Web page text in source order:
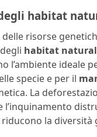
habitat
delle risorse
habitat
l’ambiente ideale
specie e per il
La
l’inquinamento
la diversità